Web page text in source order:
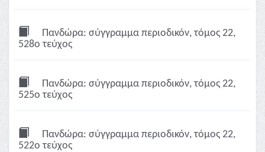
Πανδώρα: σύγγραμμα περιοδικόν, τόμος 22,
528ο τεύχος
Πανδώρα: σύγγραμμα περιοδικόν, τόμος 22,
525ο τεύχος
Πανδώρα: σύγγραμμα περιοδικόν, τόμος 22,
522ο τεύχος